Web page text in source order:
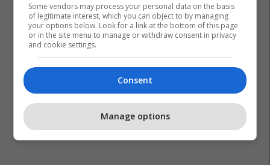
Some vendors may process your personal data on the basis
of legitimate interest, which you can object to by managing
your options below. Look for a link at the bottom of this page
or in the site menu to manage or withdraw consent in privacy
and cookie settings.
Consent
Manage options